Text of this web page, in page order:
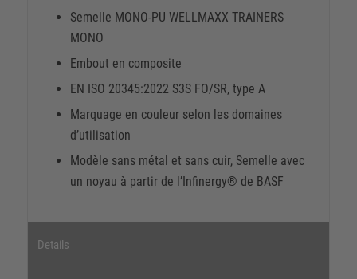
Semelle MONO-PU WELLMAXX TRAINERS
MONO
Embout en composite
EN ISO 20345:2022 S3S FO/SR, type A
Marquage en couleur selon les domaines
d’utilisation
Modèle sans métal et sans cuir, Semelle avec
un noyau à partir de l’Infinergy® de BASF
Details